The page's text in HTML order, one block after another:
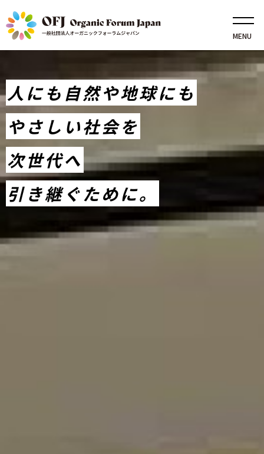
MENU
日本をもっと
オーガニックに、
サステナブルに
つながり、ひろがり、
根づく私たちの
オーガニック3.0を推進
持続可能な開発目標
SDGsの実現に向けて
人にも自然や地球にも
やさしい社会を
次世代へ
引き継ぐために。
オーガニックシーンの
今とこれからを
クリエイト
サステナブルビジネス・
スタンダードに向けて
オーガニック3.0を推進
持続可能な開発目標
SDGsの実現に向けて